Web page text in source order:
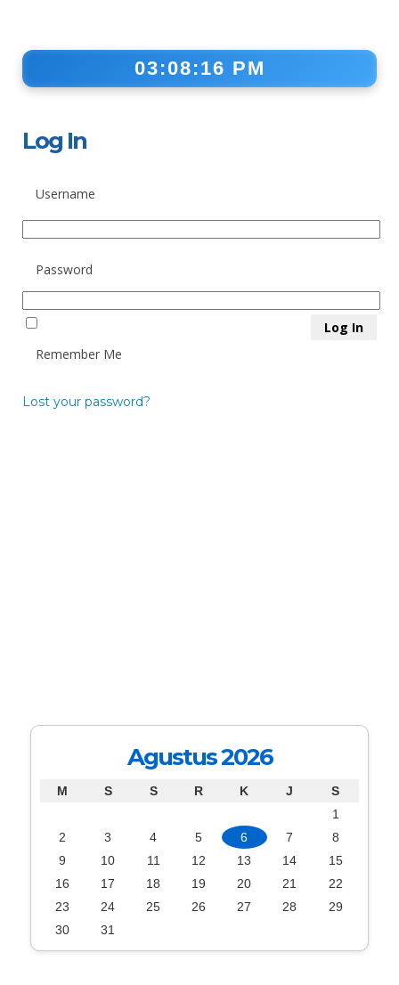
03:08:17 PM
Log In
Username
Password
Remember Me
Lost your password?
Agustus 2026
M S S R K J
S
1
2
3 4 5 6 7
8
9
10 11 12 13 14
15
16
17 18 19 20 21
22
23
24 25 26 27 28
29
30
31